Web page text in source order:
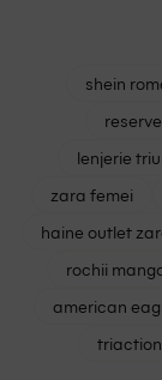
shein
lenjerie
zara femei
haine outlet
rochii
american
triaction